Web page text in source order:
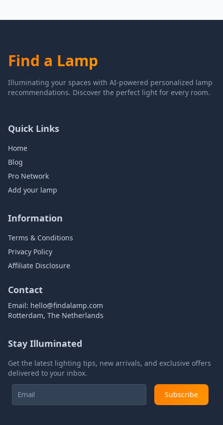
Find a Lamp
Illuminating your spaces with AI-powered personalized lamp
recommendations. Discover the perfect light for every room.
Quick Links
Home
Blog
Pro Network
Add your lamp
Information
Terms & Conditions
Privacy Policy
Affiliate Disclosure
Contact
Email: hello@findalamp.com
Rotterdam, The Netherlands
Stay Illuminated
Get the latest lighting tips, new arrivals, and exclusive offers
delivered to your inbox.
Subscribe